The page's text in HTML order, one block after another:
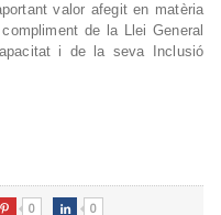
valor afegit en matèria
de la Llei General
i de la seva Inclusió
 0  0